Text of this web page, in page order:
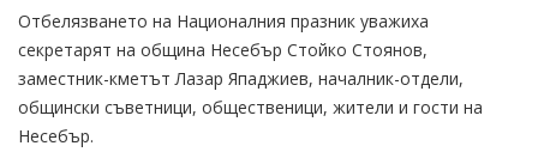
Отбелязването на Националния празник уважиха
секретарят на община Несебър Стойко Стоянов,
заместник-кметът Лазар Япаджиев, началник-отдели,
общински съветници, общественици, жители и гости на
Несебър.